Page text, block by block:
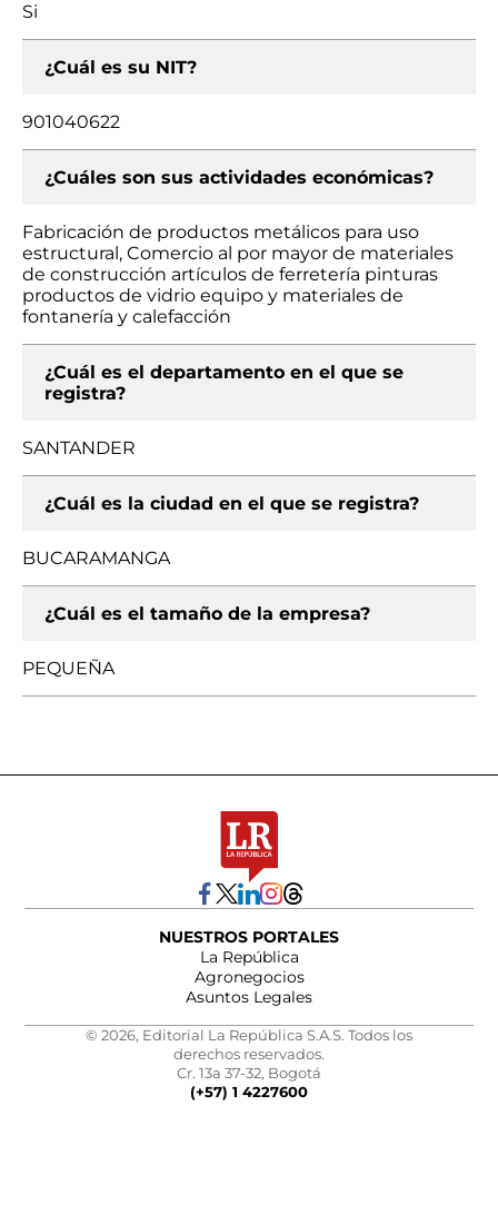
Si
¿Cuál es su NIT?
901040622
¿Cuáles son sus actividades económicas?
Fabricación de productos metálicos para uso
estructural, Comercio al por mayor de materiales
de construcción artículos de ferretería pinturas
productos de vidrio equipo y materiales de
fontanería y calefacción
¿Cuál es el departamento en el que se
registra?
SANTANDER
¿Cuál es la ciudad en el que se registra?
BUCARAMANGA
¿Cuál es el tamaño de la empresa?
PEQUEÑA
NUESTROS PORTALES
La República
Agronegocios
Asuntos Legales
© 2026, Editorial La República S.A.S. Todos los
derechos reservados.
Cr. 13a 37-32, Bogotá
(+57) 1 4227600